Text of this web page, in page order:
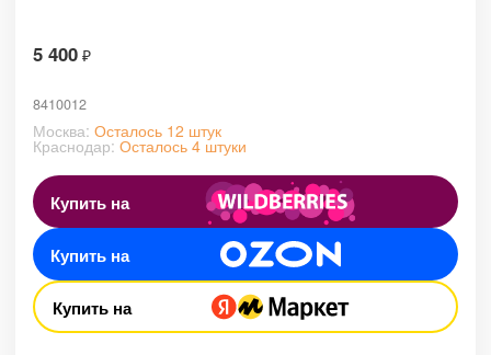
5 400 ₽
8410012
Москва: Осталось 12 штук
Краснодар: Осталось 4 штуки
Купить на
Купить на
Купить на